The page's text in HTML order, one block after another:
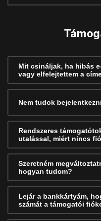
Mit csináljak, ha hibás
vagy elfelejtettem a
Nem tudok
Rendszeres
utalással, miért nincs
Szeretném
hogyan tudom?
Lejár a bankkártyám,
számát a támogatói